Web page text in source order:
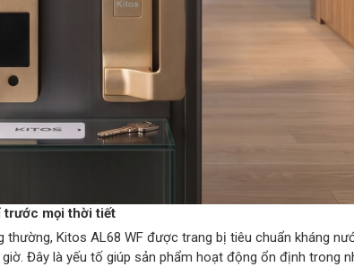
trước mọi thời tiết
Kitos AL68 WF được trang bị tiêu chuẩn kháng
Đây là yếu tố giúp sản phẩm hoạt động ổn định trong